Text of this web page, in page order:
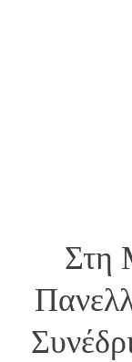
Στη